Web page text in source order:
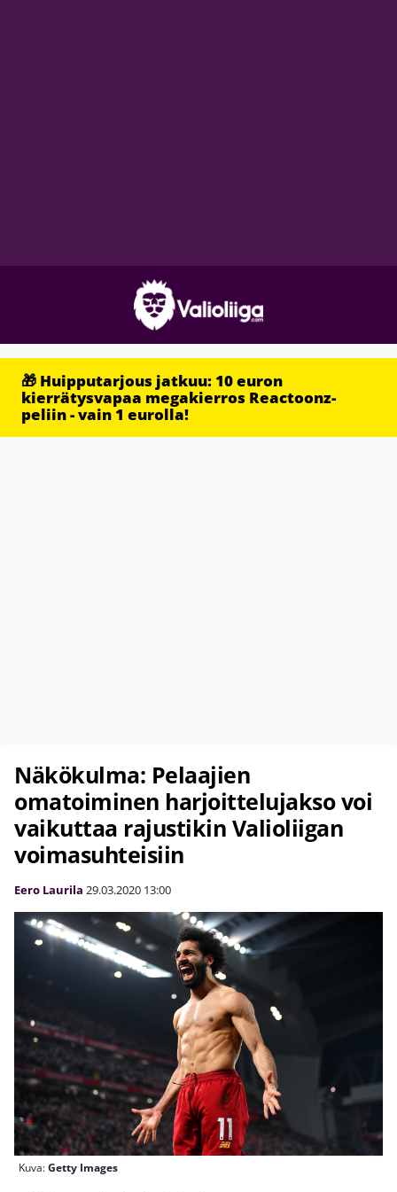
🎁 Huipputarjous jatkuu: 10 euron
kierrätysvapaa megakierros Reactoonz-
peliin - vain 1 eurolla!
Näkökulma: Pelaajien
omatoiminen harjoittelujakso voi
vaikuttaa rajustikin Valioliigan
voimasuhteisiin
Eero Laurila 29.03.2020 13:00
Kuva:Getty Images